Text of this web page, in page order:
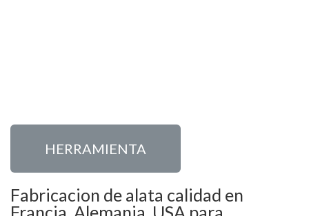
HERRAMIENTA
Fabricacion de alata calidad en
Francia, Alemania, USA para